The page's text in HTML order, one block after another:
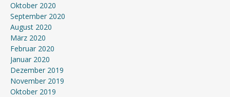
Oktober 2020
September 2020
August 2020
März 2020
Februar 2020
Januar 2020
Dezember 2019
November 2019
Oktober 2019